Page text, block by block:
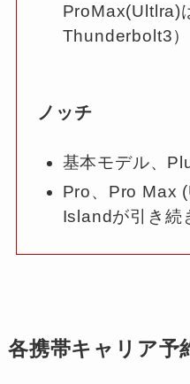
ProMax(Ultlra)
Thunderbolt3）
ノッチ
基本モデル、
Pro、Pro Max
Islandが引き続
各携帯キャリア予